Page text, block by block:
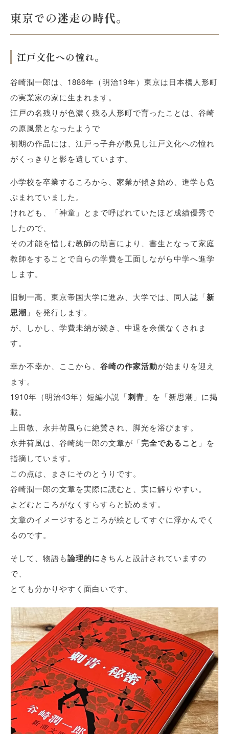
東京での迷走の時代。
江戸文化への憧れ。
谷崎潤一郎は、1886年（明治19年）東京は日本橋人形町
の実業家の家に生まれます。
江戸の名残りが色濃く残る人形町で育ったことは、谷崎
の原風景となったようで
初期の作品には、江戸っ子弁が散見し江戸文化への憧れ
がくっきりと影を遺しています。
小学校を卒業するころから、家業が傾き始め、進学も危
ぶまれていました。
けれども、「神童」とまで呼ばれていたほど成績優秀で
したので、
その才能を惜しむ教師の助言により、書生となって家庭
教師をすることで自らの学費を工面しながら中学へ進学
します。
旧制一高、東京帝国大学に進み、大学では、同人誌「新
思潮 」を発行します。
が、しかし、学費未納が続き、中退を余儀なくされま
す。
幸か不幸か、ここから、 谷崎の作家活動が始まりを迎え
ます。
1910年（明治43年）短編小説「刺青 」を「新思潮」に掲
載。
上田敏、永井荷風らに絶賛され、脚光を浴びます。
永井荷風は、谷崎純一郎の文章が「完全であること 」を
指摘しています。
この点は、まさにそのとうりです。
谷崎潤一郎の文章を実際に読むと、実に解りやすい。
よどむところがなくすらすらと読めます。
文章のイメージするところが絵としてすぐに浮かんでく
るのです。
そして、物語も論理的にきちんと設計されていますの
で、
とても分かりやすく面白いです。